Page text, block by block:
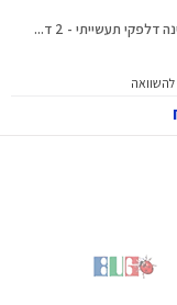
דלפקי תעשייתי - 2 ד...